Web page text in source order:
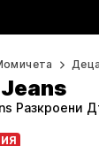
Разкроени